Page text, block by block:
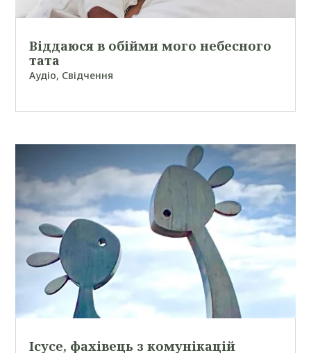
Віддаюся в обійми мого небесного
тата
Аудіо, Свідчення
Ісусе, фахівець з комунікацій